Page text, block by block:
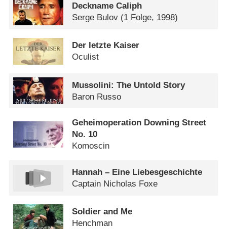
Deckname Caliph
Serge Bulov (1 Folge, 1998)
Der letzte Kaiser
Oculist
Mussolini: The Untold Story
Baron Russo
Geheimoperation Downing Street
No. 10
Komoscin
Hannah – Eine Liebesgeschichte
Captain Nicholas Foxe
Soldier and Me
Henchman